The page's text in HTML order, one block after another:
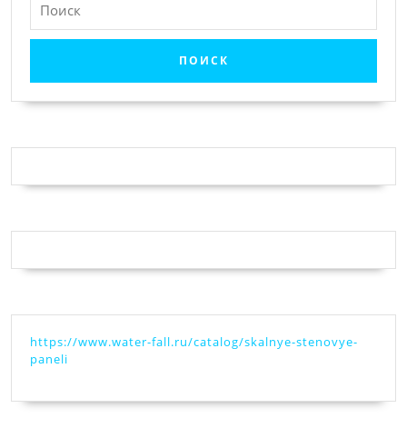
https://www.water-fall.ru/catalog/skalnye-stenovye-
paneli